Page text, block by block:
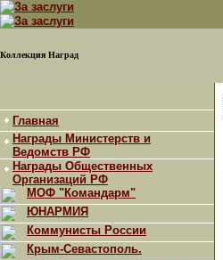
Коллекция Наград
Главная
Награды Министерств и
Ведомств РФ
Награды Общественных
Организаций РФ
МОФ "Командарм"
ЮНАРМИЯ
Коммунисты России
Крым-Севастополь.